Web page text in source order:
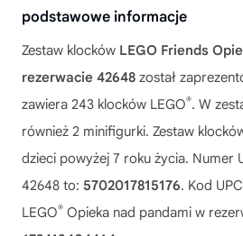
podstawowe informacje
Zestaw klocków LEGO Friends
rezerwacie 42648 został
zawiera 243 klocków LEGO®. W
również 2 minifigurki. Zestaw
dzieci powyżej 7 roku życia. Numer
42648 to: 5702017815176. Kod
LEGO® Opieka nad pandami w